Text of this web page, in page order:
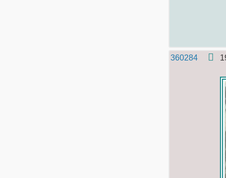
360284